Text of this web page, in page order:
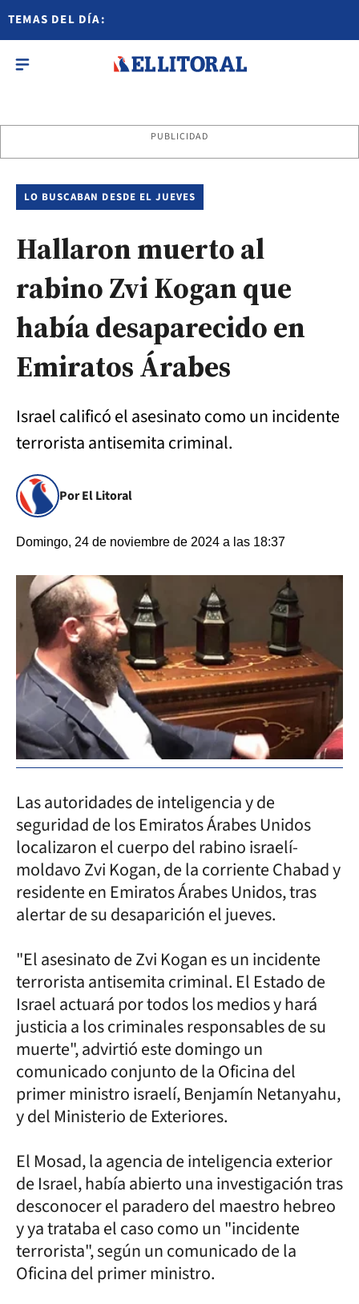
TEMAS DEL DÍA:
PUBLICIDAD
LO BUSCABAN DESDE EL JUEVES
Hallaron muerto al
rabino Zvi Kogan que
había desaparecido en
Emiratos Árabes
Israel calificó el asesinato como un incidente
terrorista antisemita criminal.
Por El Litoral
Domingo, 24 de noviembre de 2024 a las 18:37
Las autoridades de inteligencia y de
seguridad de los Emiratos Árabes Unidos
localizaron el cuerpo del rabino israelí-
moldavo Zvi Kogan, de la corriente Chabad y
residente en Emiratos Árabes Unidos, tras
alertar de su desaparición el jueves.
"El asesinato de Zvi Kogan es un incidente
terrorista antisemita criminal. El Estado de
Israel actuará por todos los medios y hará
justicia a los criminales responsables de su
muerte", advirtió este domingo un
comunicado conjunto de la Oficina del
primer ministro israelí, Benjamín Netanyahu,
y del Ministerio de Exteriores.
El Mosad, la agencia de inteligencia exterior
de Israel, había abierto una investigación tras
desconocer el paradero del maestro hebreo
y ya trataba el caso como un "incidente
terrorista", según un comunicado de la
Oficina del primer ministro.